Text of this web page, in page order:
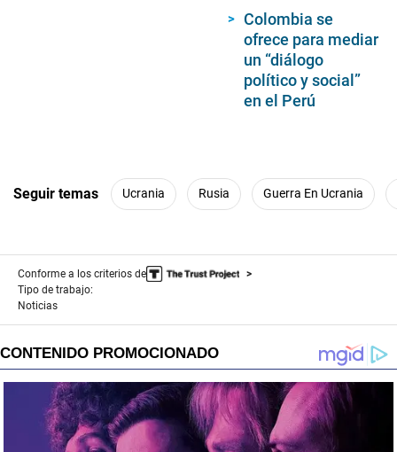
Colombia se
ofrece para mediar
un “diálogo
político y social”
en el Perú
Seguir temas Ucrania Rusia Guerra En Ucrania
Conforme a los criterios de
Tipo de trabajo:
Noticias